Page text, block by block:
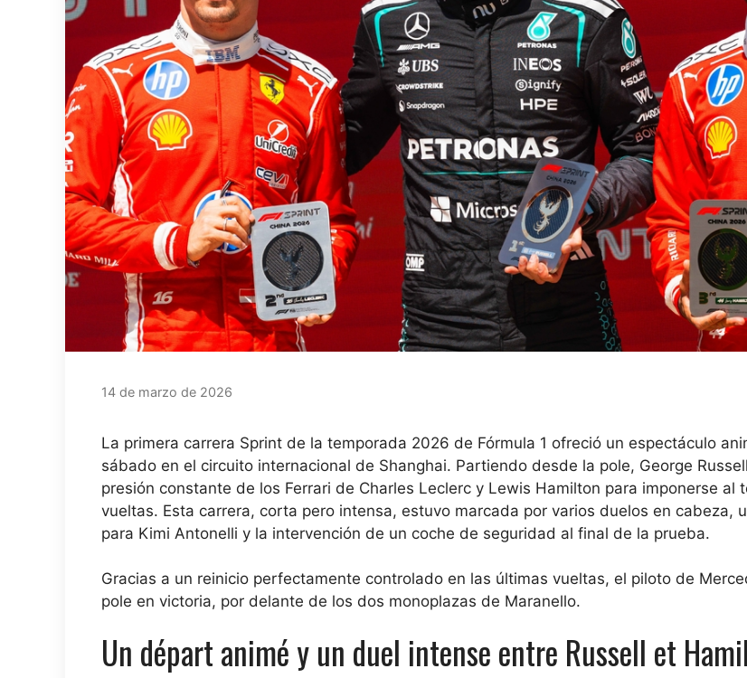
14 de marzo de 2026
La primera carrera Sprint de la temporada 2026 de Fórmula 1 ofreció un espectáculo
sábado en el circuito internacional de Shanghai. Partiendo desde la pole, George
presión constante de los Ferrari de Charles Leclerc y Lewis Hamilton para imponerse al
vueltas. Esta carrera, corta pero intensa, estuvo marcada por varios duelos en cabeza,
para Kimi Antonelli y la intervención de un coche de seguridad al final de la prueba.
Gracias a un reinicio perfectamente controlado en las últimas vueltas, el piloto de
pole en victoria, por delante de los dos monoplazas de Maranello.
Un départ animé y un duel intense entre Russell et